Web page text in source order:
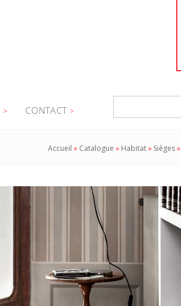
CONTACT
Accueil » Catalogue » Habitat» Sièges»